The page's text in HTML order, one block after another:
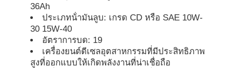
ชุดเครื่องผลิตเบนซิน
ชุดเครื่องกำเนิดไฟฟ้าอินเวอร์เตอร์
36Ah
ประเภทน้ํามันลูบ: เกรด CD หรือ SAE 10W-
30 15W-40
อัตราการบด: 19
เครื่องยนต์ดีเซลอุตสาหกรรมที่มีประสิทธิภาพ
สูงที่ออกแบบให้เกิดพลังงานที่น่าเชื่อถือ